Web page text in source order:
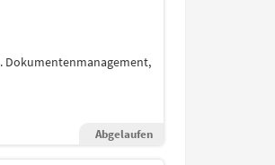
Dokumentenmanagement,
Abgelaufen